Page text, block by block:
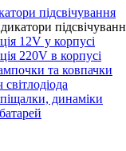
підсвічування
12V у корпусі
220V в корпусі
та ковпачки
динаміки